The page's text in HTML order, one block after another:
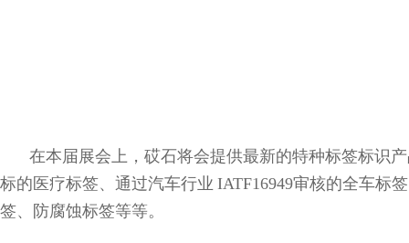
在本届展会上，砹石将会提供最新的特种标签标识
标的医疗标签、通过汽车行业 IATF16949审核的全车标
签、防腐蚀标签等等。